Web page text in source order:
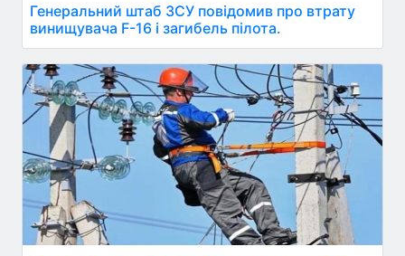
Генеральний штаб ЗСУ повідомив про втрату
винищувача F-16 і загибель пілота.